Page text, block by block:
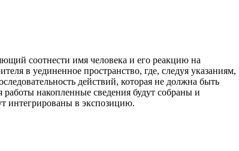
соотнести имя человека и его реакцию на
в уединенное пространство, где, следуя указаниям,
действий, которая не должна быть
работы накопленные сведения будут собраны и
интегрированы в экспозицию.